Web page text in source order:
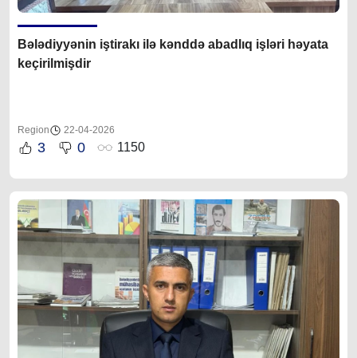
Bələdiyyənin iştirakı ilə kənddə abadlıq işləri həyata
keçirilmişdir
Region 22-04-2026
3 0 1150